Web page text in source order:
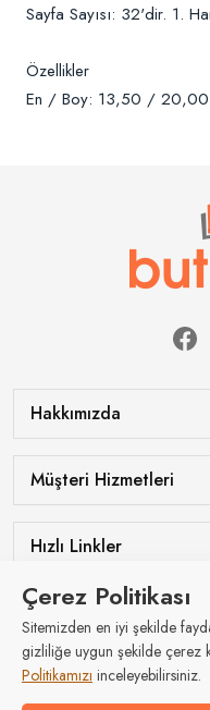
Sayfa Sayısı: 32'dir. 1.
Özellikler
En / Boy: 13,50 / 20,00
Hakkımızda
Müşteri Hizmetleri
Hızlı Linkler
Tüm hakları
Çerez Politikası
Sitemizden en iyi şekilde
gizliliğe uygun şekilde çerez
Politikamızı inceleyebilirsiniz.